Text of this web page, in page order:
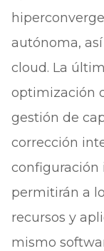
autónoma,
cloud. La
optimización
gestión de
corrección
configuración
permitirán a
recursos y
mismo